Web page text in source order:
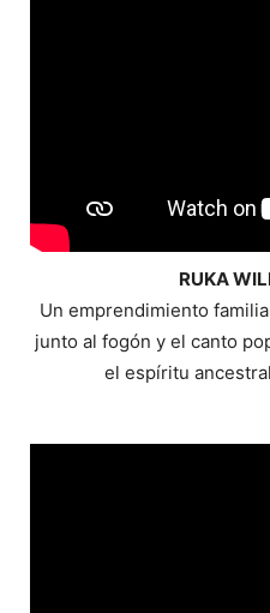
RUKA
Un emprendimiento
junto al fogón y el canto
el espíritu